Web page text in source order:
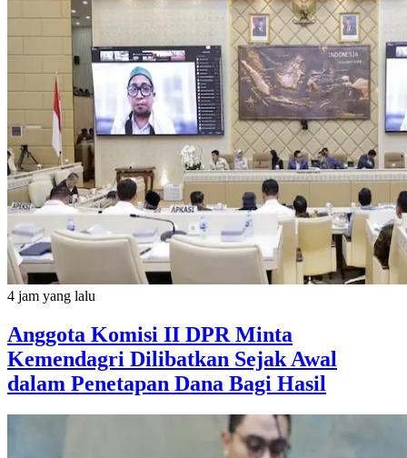
4 jam yang lalu
Anggota Komisi II DPR Minta
Kemendagri Dilibatkan Sejak Awal
dalam Penetapan Dana Bagi Hasil